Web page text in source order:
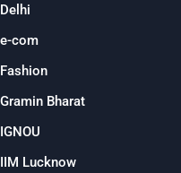
Delhi
e-com
Fashion
Gramin Bharat
IGNOU
IIM Lucknow